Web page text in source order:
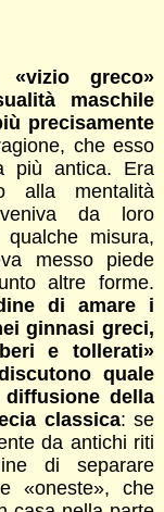
greco»
maschile
precisamente
che esso
più antica. Era
alla mentalità
da loro
misura,
messo piede
altre forme.
di amare i
ginnasi greci,
e tollerati»
quale
della
classica: se
da antichi riti
di separare
«oneste», che